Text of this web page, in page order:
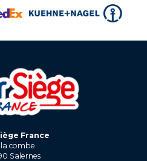
France
combe
Salernes